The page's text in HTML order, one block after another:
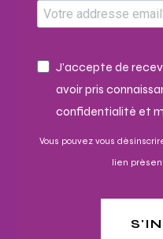
J'accepte de
avoir pris
confidentialité et
Vous pouvez vous
lien